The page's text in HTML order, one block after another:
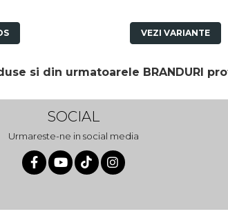
VEZI VARIANTE
si din urmatoarele BRANDURI
SOCIAL
Urmareste-ne in social media